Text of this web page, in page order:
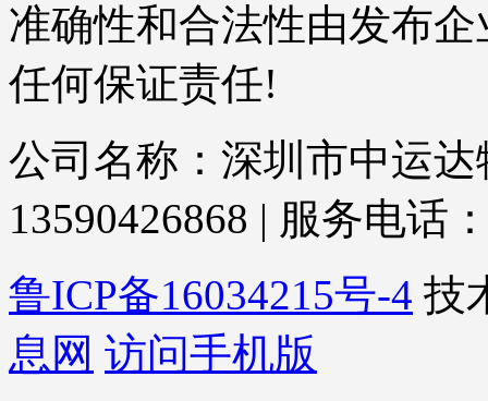
准确性和合法性由发布
任何保证责任!
公司名称：深圳市中运
13590426868 | 服务电话
鲁ICP备16034215号-4 技
息网 访问手机版